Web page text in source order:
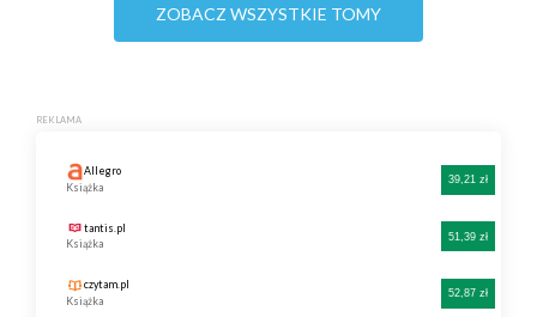
ZOBACZ WSZYSTKIE TOMY